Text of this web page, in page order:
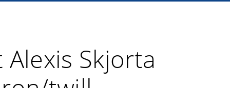
Alexis Skjorta